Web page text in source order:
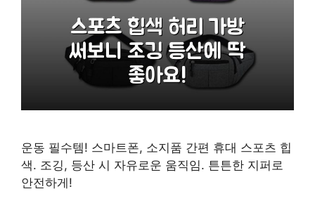
운동 필수템! 스마트폰, 소지품 간편 휴대 스포츠 힙
색. 조깅, 등산 시 자유로운 움직임. 튼튼한 지퍼로
안전하게!